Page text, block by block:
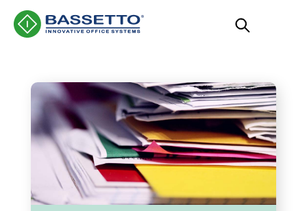
Main Navigation